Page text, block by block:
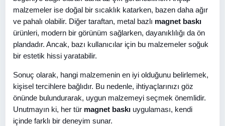
malzemeler ise doğal bir sıcaklık katarken, bazen daha ağır
ve pahalı olabilir. Diğer taraftan, metal bazlı magnet baskı
ürünleri, modern bir görünüm sağlarken, dayanıklılığı da ön
plandadır. Ancak, bazı kullanıcılar için bu malzemeler soğuk
bir estetik hissi yaratabilir.
Sonuç olarak, hangi malzemenin en iyi olduğunu belirlemek,
kişisel tercihlere bağlıdır. Bu nedenle, ihtiyaçlarınızı göz
önünde bulundurarak, uygun malzemeyi seçmek önemlidir.
Unutmayın ki, her tür magnet baskı uygulaması, kendi
içinde farklı bir deneyim sunar.